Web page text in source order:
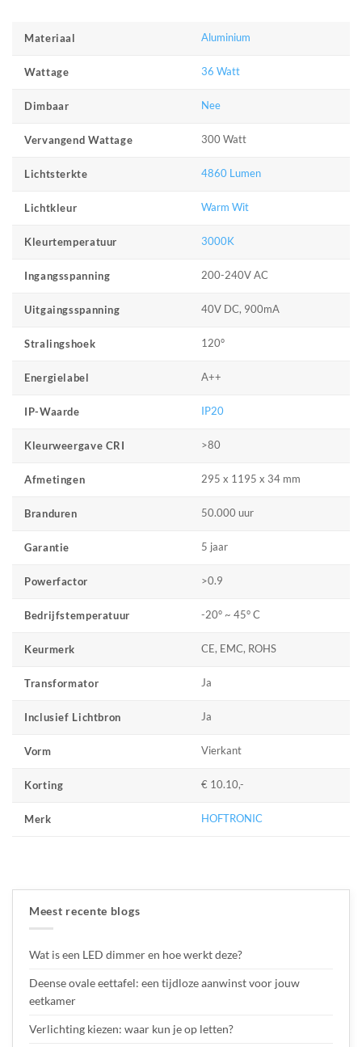
Materiaal Aluminium
Wattage 36 Watt
Dimbaar Nee
Vervangend Wattage 300 Watt
Lichtsterkte 4860 Lumen
Lichtkleur Warm Wit
Kleurtemperatuur 3000K
Ingangsspanning 200-240V AC
Uitgaingsspanning 40V DC, 900mA
Stralingshoek 120°
Energielabel A++
IP-Waarde IP20
Kleurweergave CRI >80
Afmetingen 295 x 1195 x 34 mm
Branduren 50.000 uur
Garantie 5 jaar
Powerfactor >0.9
Bedrijfstemperatuur -20° ~ 45° C
Keurmerk CE, EMC, ROHS
Transformator Ja
Inclusief Lichtbron Ja
Vorm Vierkant
Korting € 10.10,-
Merk HOFTRONIC
Meest recente blogs
Wat is een LED dimmer en hoe werkt deze?
Deense ovale eettafel: een tijdloze aanwinst voor jouw
eetkamer
Verlichting kiezen: waar kun je op letten?